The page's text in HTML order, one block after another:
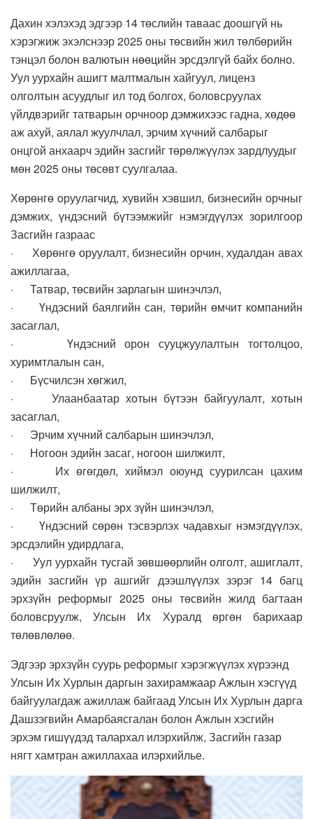
Дахин хэлэхэд эдгээр 14 төслийн таваас доошгүй нь
хэрэгжиж эхэлснээр 2025 оны төсвийн жил төлбөрийн
тэнцэл болон валютын нөөцийн эрсдэлгүй байх болно.
Уул уурхайн ашигт малтмалын хайгуул, лиценз
олголтын асуудлыг ил тод болгох, боловсруулах
үйлдвэрийг татварын орчноор дэмжихээс гадна, хөдөө
аж ахуй, аялал жуулчлал, эрчим хүчний салбарыг
онцгой анхаарч эдийн засгийг төрөлжүүлэх зардлуудыг
мөн 2025 оны төсөвт суулгалаа.
Хөрөнгө оруулагчид, хувийн хэвшил, бизнесийн орчныг
дэмжих, үндэсний бүтээмжийг нэмэгдүүлэх зорилгоор
Засгийн газраас
· Хөрөнгө оруулалт, бизнесийн орчин, худалдан авах
ажиллагаа,
· Татвар, төсвийн зарлагын шинэчлэл,
· Үндэсний баялгийн сан, төрийн өмчит компанийн
засаглал,
· Үндэсний орон сууцжуулалтын тогтолцоо,
хуримтлалын сан,
· Бүсчилсэн хөгжил,
· Улаанбаатар хотын бүтээн байгуулалт, хотын
засаглал,
· Эрчим хүчний салбарын шинэчлэл,
· Ногоон эдийн засаг, ногоон шилжилт,
· Их өгөгдөл, хиймэл оюунд суурилсан цахим
шилжилт,
· Төрийн албаны эрх зүйн шинэчлэл,
· Үндэсний сөрөн тэсвэрлэх чадавхыг нэмэгдүүлэх,
эрсдэлийн удирдлага,
· Уул уурхайн тусгай зөвшөөрлийн олголт, ашиглалт,
эдийн засгийн үр ашгийг дээшлүүлэх зэрэг 14 багц
эрхзүйн реформыг 2025 оны төсвийн жилд багтаан
боловсруулж, Улсын Их Хуралд өргөн барихаар
төлөвлөлөө.
Эдгээр эрхзүйн суурь реформыг хэрэгжүүлэх хүрээнд
Улсын Их Хурлын даргын захирамжаар Ажлын хэсгүүд
байгуулагдаж ажиллаж байгаад Улсын Их Хурлын дарга
Дашзэгвийн Амарбаясгалан болон Ажлын хэсгийн
эрхэм гишүүдэд талархал илэрхийлж, Засгийн газар
нягт хамтран ажиллахаа илэрхийлье.